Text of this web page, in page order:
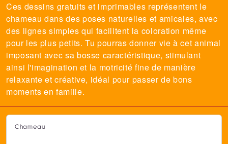
Ces dessins gratuits et imprimables représentent le
chameau dans des poses naturelles et amicales, avec
des lignes simples qui facilitent la coloration même
pour les plus petits. Tu pourras donner vie à cet animal
imposant avec sa bosse caractéristique, stimulant
ainsi l'imagination et la motricité fine de manière
relaxante et créative, idéal pour passer de bons
moments en famille.
Chameau